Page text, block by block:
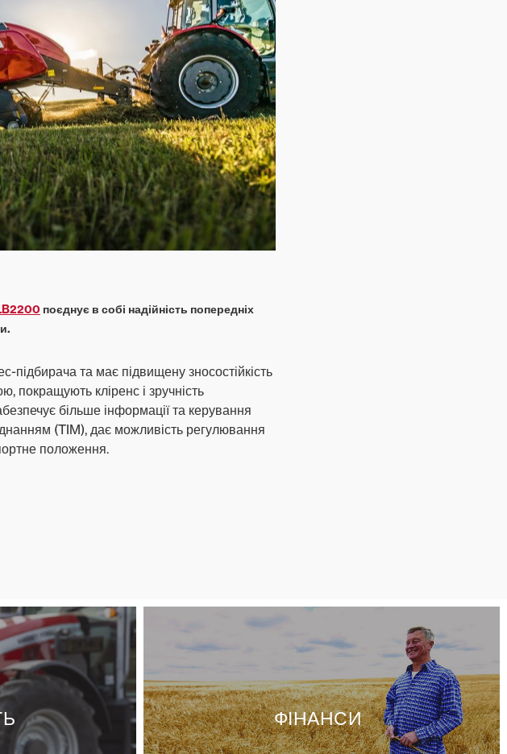
поєднує в собі надійність попередніх
та має підвищену зносостійкість
покращують кліренс і зручність
більше інформації та керування
(TIM), дає можливість регулювання
положення.
ФІНАНСИ